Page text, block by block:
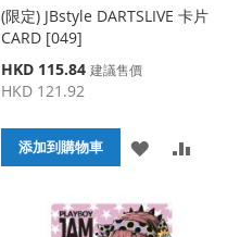
(限定) JBstyle DARTSLIVE 卡片
CARD [049]
特
殊
格
HKD 115.84 建議售價
HKD 121.92
添加到購物車
添
到